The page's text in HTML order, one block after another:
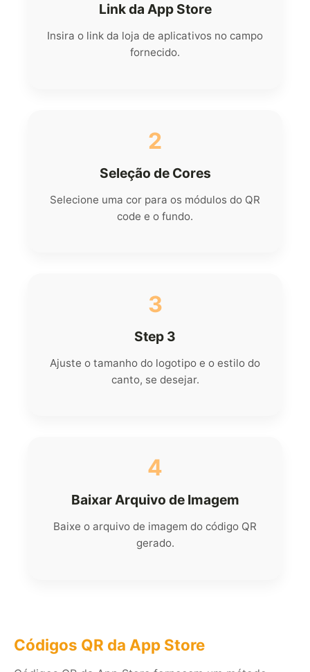
Link da App Store
Insira o link da loja de aplicativos no campo
fornecido.
2
Seleção de Cores
Selecione uma cor para os módulos do QR
code e o fundo.
3
Step 3
Ajuste o tamanho do logotipo e o estilo do
canto, se desejar.
4
Baixar Arquivo de Imagem
Baixe o arquivo de imagem do código QR
gerado.
Códigos QR da App Store